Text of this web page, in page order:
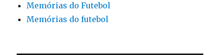
Memórias do Futebol
Memórias do futebol